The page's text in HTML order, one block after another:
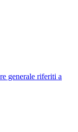
generale riferiti a